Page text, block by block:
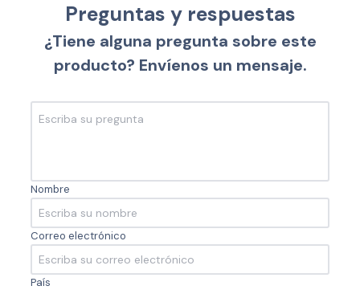
Preguntas y respuestas
¿Tiene alguna pregunta sobre este
producto? Envíenos un mensaje.
Nombre
Correo electrónico
País